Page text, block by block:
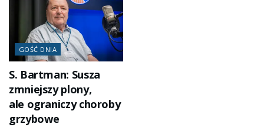
GOŚĆ DNIA
S. Bartman: Susza
zmniejszy plony,
ale ograniczy choroby
grzybowe